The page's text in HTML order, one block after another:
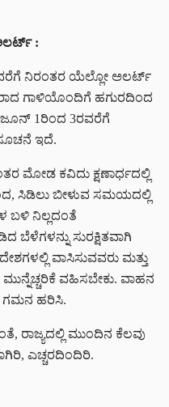
:
ನಿರಂತರ ಯೆಲ್ಲೋ ಅಲರ್ಟ್
ಗಾಳಿಯೊಂದಿಗೆ ಹಗುರದಿಂದ
1ರಿಂದ 3ರವರೆಗೆ
ಇದೆ.
ಮೋಡ ಕವಿದು ಕ್ಷಣಾರ್ಧದಲ್ಲಿ
ಸಿಡಿಲು ಬೀಳುವ ಸಮಯದಲ್ಲಿ
ಬಳಿ ನಿಲ್ಲದಂತೆ
ಬೆಳೆಗಳನ್ನು ಸುರಕ್ಷಿತವಾಗಿ
ವಾಸಿಸುವವರು ಮತ್ತು
ವಹಿಸಬೇಕು. ವಾಹನ
ಗಮನ ಹರಿಸಿ.
ರಾಜ್ಯದಲ್ಲಿ ಮುಂದಿನ ಕೆಲವು
ಎಚ್ಚರದಿಂದಿರಿ.